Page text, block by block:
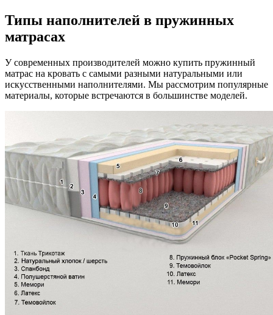
Типы наполнителей в пружинных
матрасах
У современных производителей можно купить пружинный
матрас на кровать с самыми разными натуральными или
искусственными наполнителями. Мы рассмотрим популярные
материалы, которые встречаются в большинстве моделей.